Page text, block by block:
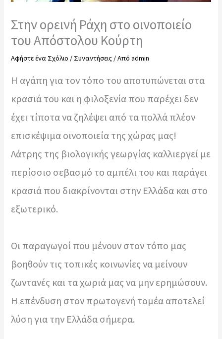
Στην ορεινή Ράχη στο οινοποιείο
του Απόστολου Κούρτη
Αφήστε ένα Σχόλιο / Συναντήσεις / Απόadmin
Η αγάπη για τον τόπο του αποτυπώνεται στα
κρασιά του και η φιλοξενία που παρέχει δεν
έχει τίποτα να ζηλέψει από τα πολλά πλέον
επισκέψιμα οινοποιεία της χώρας μας!
Λάτρης της βιολογικής γεωργίας καλλιεργεί με
περίσσιο σεβασμό το αμπέλι του και παράγει
κρασιά που διακρίνονται στην Ελλάδα και στο
εξωτερικό.
Οι παραγωγοί που μένουν στον τόπο μας
βοηθούν τις τοπικές κοινωνίες να μείνουν
ζωντανές και τα χωριά μας να μην ερημώσουν.
Η επένδυση στον πρωτογενή τομέα αποτελεί
λύση για την Ελλάδα σήμερα.